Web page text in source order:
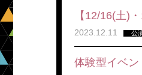
【12/16(土)
2023.12.11 公
体験型イベ